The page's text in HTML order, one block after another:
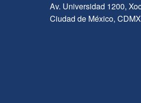
Av. Universidad 1200,
Ciudad de México,